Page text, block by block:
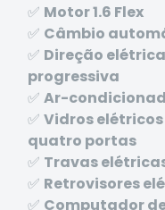
✅ Motor 1.6 Flex
✅ Câmbio
✅ Direção elétrica
progressiva
✅ Ar-
✅ Vidros
quatro portas
✅ Travas
✅ Retrovisores
✅ Computador